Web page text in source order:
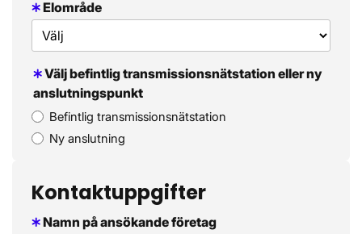
Elområde
anslutningspunkt
Befintlig transmissionsnätstation
Ny anslutning
Kontaktuppgifter
Namn på ansökande företag